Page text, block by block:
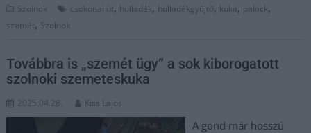
Szolnok csokonai út, hulladék, hulladékgyűjtő, kuka, palack,
szemét, Szolnok
Továbbra is „szemét ügy” a sok kiborogatott
szolnoki szemeteskuka
2025.04.28. Kiss Lajos
A gond már hosszú